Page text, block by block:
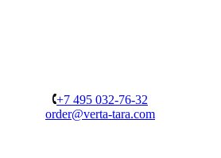
+7 495 032-76-32
order@verta-tara.com